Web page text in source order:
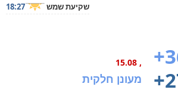
שקיעת שמש 18:27
, 15.08
מעונן חלקית